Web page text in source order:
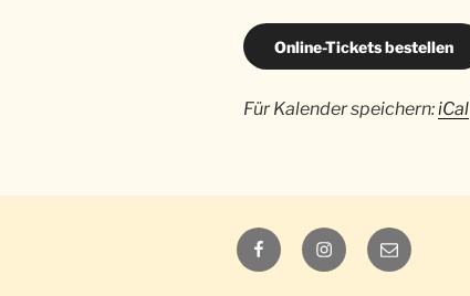
Online-Tickets bestellen
Für Kalender speichern:iCal
Luna
auf
Luna
auf
E-
Mail